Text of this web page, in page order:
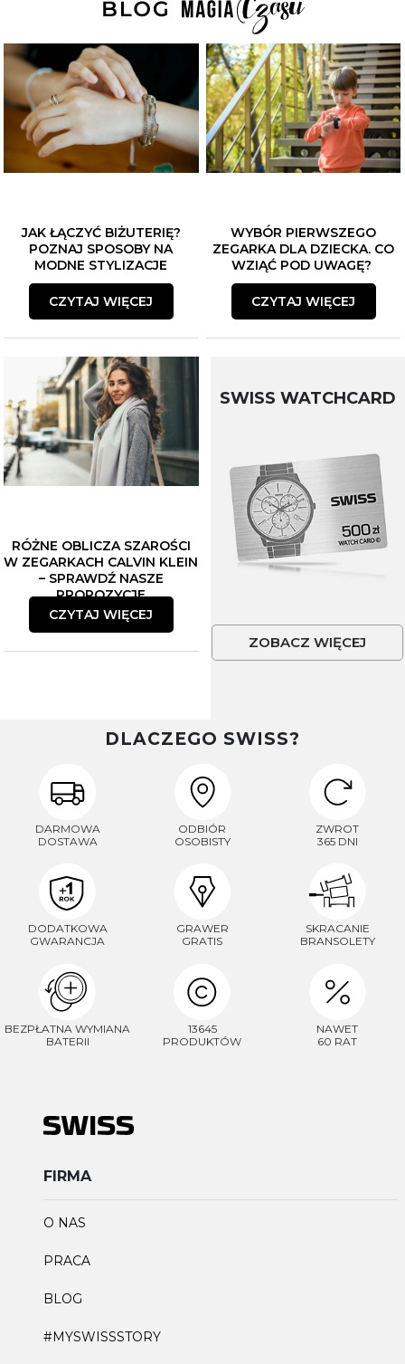
JAK ŁĄCZYĆ BIŻUTERIĘ?
POZNAJ SPOSOBY NA
MODNE STYLIZACJE
CZYTAJ WIĘCEJ
WYBÓR PIERWSZEGO
ZEGARKA DLA DZIECKA. CO
WZIĄĆ POD UWAGĘ?
CZYTAJ WIĘCEJ
RÓŻNE OBLICZA SZAROŚCI
W ZEGARKACH CALVIN KLEIN
– SPRAWDŹ NASZE
PROPOZYCJE
CZYTAJ WIĘCEJ
SWISS WATCHCARD
ZOBACZ WIĘCEJ
DLACZEGO SWISS?
DARMOWA
DOSTAWA
ODBIÓR
OSOBISTY
ZWROT
365 DNI
DODATKOWA
GWARANCJA
GRAWER
GRATIS
SKRACANIE
BRANSOLETY
BEZPŁATNA WYMIANA
BATERII
13645
PRODUKTÓW
NAWET
60 RAT
FIRMA
O NAS
PRACA
BLOG
#MYSWISSSTORY